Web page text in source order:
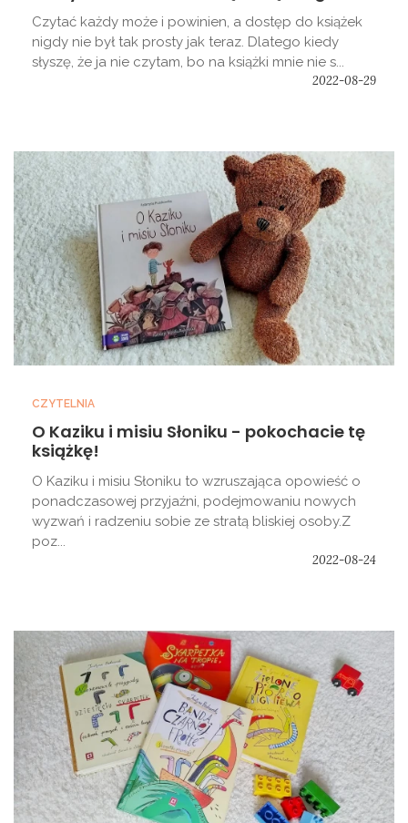
Czytać każdy może i powinien, a dostęp do książek
nigdy nie był tak prosty jak teraz. Dlatego kiedy
słyszę, że ja nie czytam, bo na książki mnie nie s...
2022-08-29
CZYTELNIA
O Kaziku i misiu Słoniku - pokochacie tę
książkę!
O Kaziku i misiu Słoniku to wzruszająca opowieść o
ponadczasowej przyjaźni, podejmowaniu nowych
wyzwań i radzeniu sobie ze stratą bliskiej osoby.Z
poz...
2022-08-24